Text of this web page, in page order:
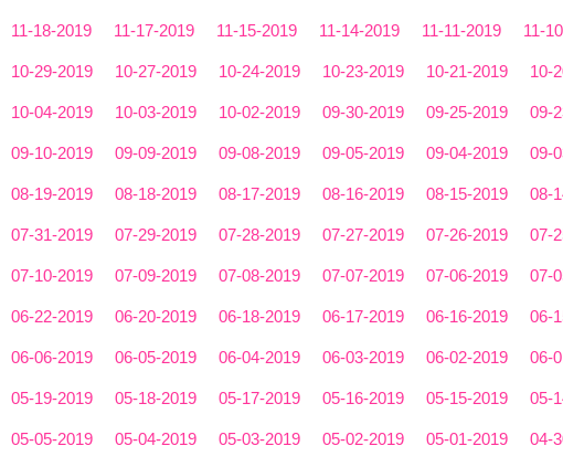
11-18-2019 11-17-2019 11-15-2019 11-14-2019 11-11-2019 11-
10-29-2019 10-27-2019 10-24-2019 10-23-2019 10-21-2019 10-
10-04-2019 10-03-2019 10-02-2019 09-30-2019 09-25-2019 09-
09-10-2019 09-09-2019 09-08-2019 09-05-2019 09-04-2019 09-
08-19-2019 08-18-2019 08-17-2019 08-16-2019 08-15-2019 08-
07-31-2019 07-29-2019 07-28-2019 07-27-2019 07-26-2019 07-
07-10-2019 07-09-2019 07-08-2019 07-07-2019 07-06-2019 07-
06-22-2019 06-20-2019 06-18-2019 06-17-2019 06-16-2019 06-
06-06-2019 06-05-2019 06-04-2019 06-03-2019 06-02-2019 06-
05-19-2019 05-18-2019 05-17-2019 05-16-2019 05-15-2019 05-
05-05-2019 05-04-2019 05-03-2019 05-02-2019 05-01-2019 04-